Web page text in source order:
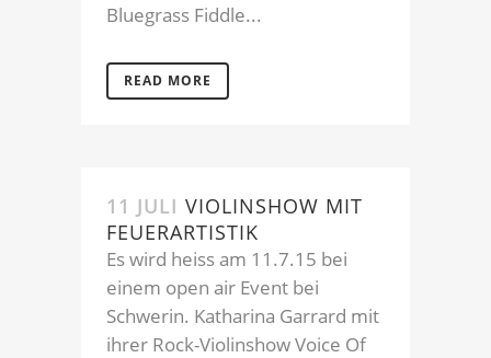
Bluegrass Fiddle...
READ MORE
11 JULI VIOLINSHOW MIT
FEUERARTISTIK
Es wird heiss am 11.7.15 bei
einem open air Event bei
Schwerin. Katharina Garrard mit
ihrer Rock-Violinshow Voice Of